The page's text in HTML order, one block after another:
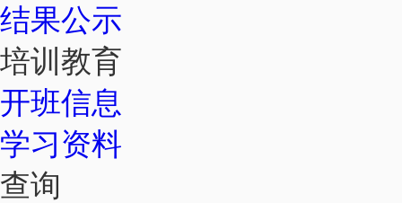
结果公示
培训教育
开班信息
学习资料
查询